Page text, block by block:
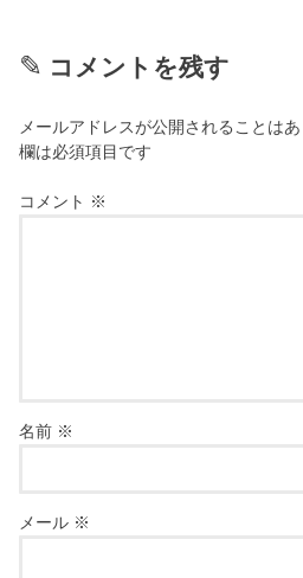
コメントを残す
メールアドレスが公開されることはあ
欄は必須項目です
コメント ※
名前 ※
メール ※